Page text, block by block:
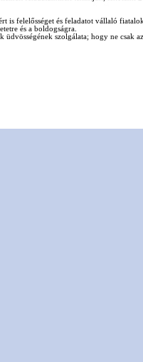
is felelősséget és feladatot vállaló
és a boldogságra.
szolgálata; hogy ne csak